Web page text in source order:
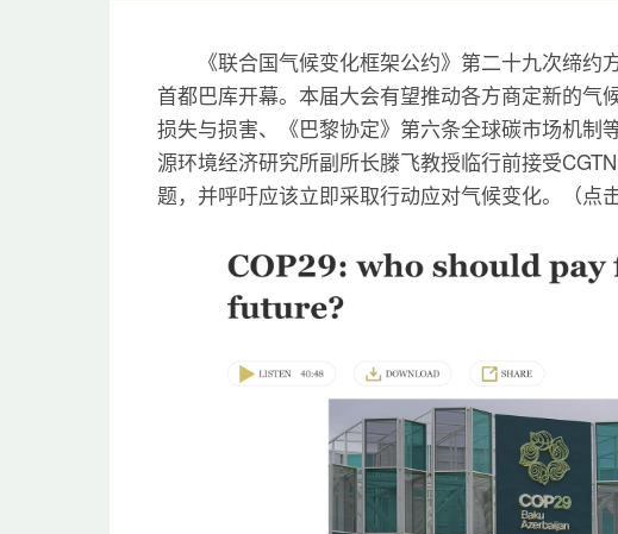
《联合国气候变化框架公约》第二十九次缔
首都巴库开幕。本届大会有望推动各方商定新的气
损失与损害、《巴黎协定》第六条全球碳市场机制
源环境经济研究所副所长滕飞教授临行前接受
题，并呼吁应该立即采取行动应对气候变化。（点